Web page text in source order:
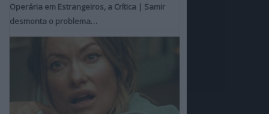
Operária em Estrangeiros, a Crítica | Samir
desmonta o problema…